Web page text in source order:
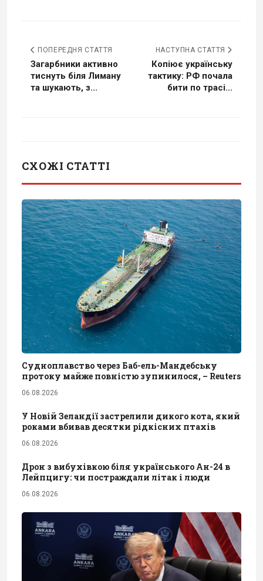
ПОПЕРЕДНЯ СТАТТЯ
Загарбники активно
тиснуть біля Лиману
та шукають, з...
НАСТУПНА СТАТТЯ
Копіює українську
тактику: РФ почала
бити по трасі...
СХОЖІ СТАТТІ
Судноплавство через Баб-ель-Мандебську
протоку майже повністю зупинилося, – Reuters
06.08.2026
У Новій Зеландії застрелили дикого кота, який
роками вбивав десятки рідкісних птахів
06.08.2026
Дрон з вибухівкою біля українського Ан-24 в
Лейпцигу: чи постраждали літак і люди
06.08.2026